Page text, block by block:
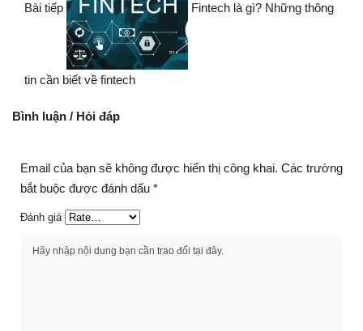
Bài tiếp Fintech là gì? Những thông
tin cần biết về fintech
Bình luận / Hỏi đáp
Email của bạn sẽ không được hiển thị công khai. Các trường
bắt buộc được đánh dấu *
Đánh giá